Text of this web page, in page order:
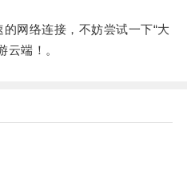
络连接，不妨尝试一下“大
云端！。